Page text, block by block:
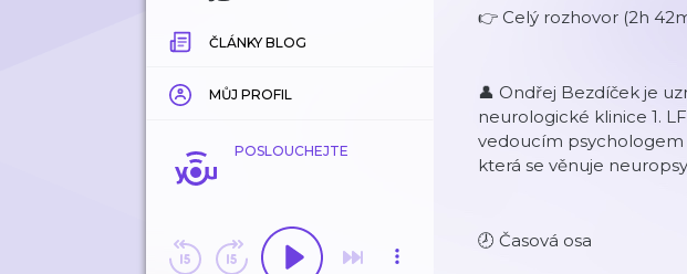
ČLÁNKY BLOG
MŮJ PROFIL
POSLOUCHEJTE
👉 Celý rozhovor (2h
👤 Ondřej Bezdíček je
neurologické klinice 1.
vedoucím
která se věnuje
🕗 Časová osa